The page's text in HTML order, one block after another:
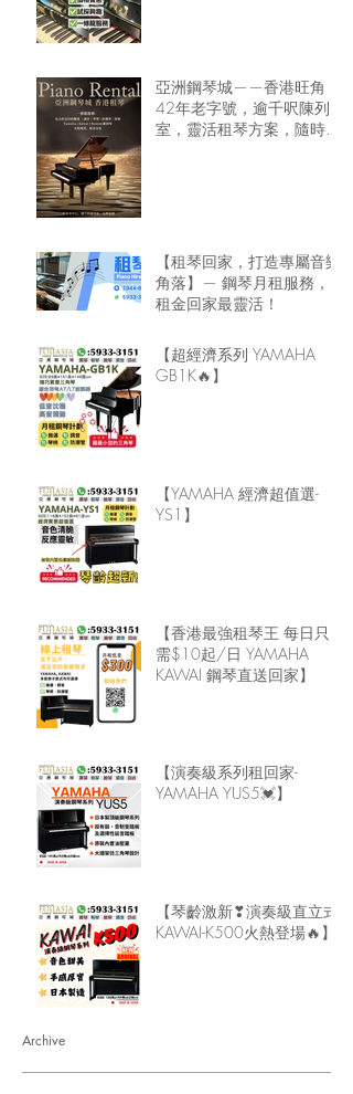
亞洲鋼琴城——香港旺角
42年老字號，逾千呎陳列
室，靈活租琴方案，隨時可
【租琴回家，打造專屬音樂
角落】— 鋼琴月租服務，
租金回家最靈活！
【超經濟系列 YAMAHA
GB1K🔥】
【YAMAHA 經濟超值選-
YS1】
【香港最強租琴王 每日只
需$10起/日 YAMAHA
KAWAI 鋼琴直送回家】
【演奏級系列租回家-
YAMAHA YUS5💓】
【琴齡激新❣演奏級直立式
KAWAI-K500火熱登場🔥】
Archive